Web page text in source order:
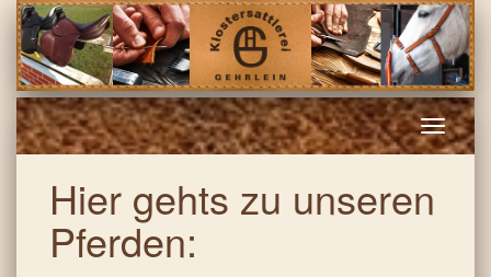
Toggle
Hier gehts zu unseren
Pferden: